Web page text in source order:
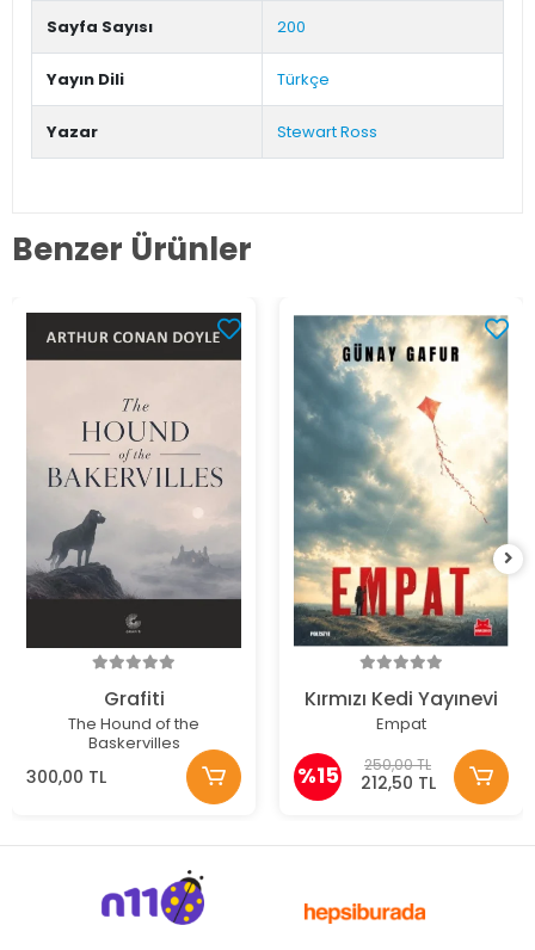
Sayfa Sayısı 200
Yayın Dili Türkçe
Yazar Stewart Ross
Benzer Ürünler
Grafiti
The Hound of the
Baskervilles
300,00 TL
Kırmızı Kedi Yayınevi
Empat
%15 250,00 TL
212,50 TL